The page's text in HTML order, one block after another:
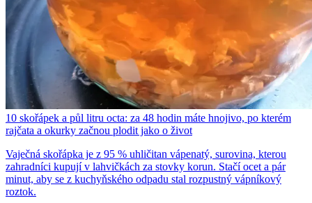
10 skořápek a půl litru octa: za 48 hodin máte hnojivo, po kterém
rajčata a okurky začnou plodit jako o život
Vaječná skořápka je z 95 % uhličitan vápenatý, surovina, kterou
zahradníci kupují v lahvičkách za stovky korun. Stačí ocet a pár
minut, aby se z kuchyňského odpadu stal rozpustný vápníkový
roztok.